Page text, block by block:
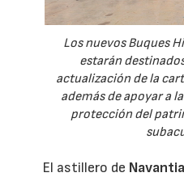
Los nuevos Buques
estarán
actualización de la
además de apoyar a
protección del
El astillero de Navantia